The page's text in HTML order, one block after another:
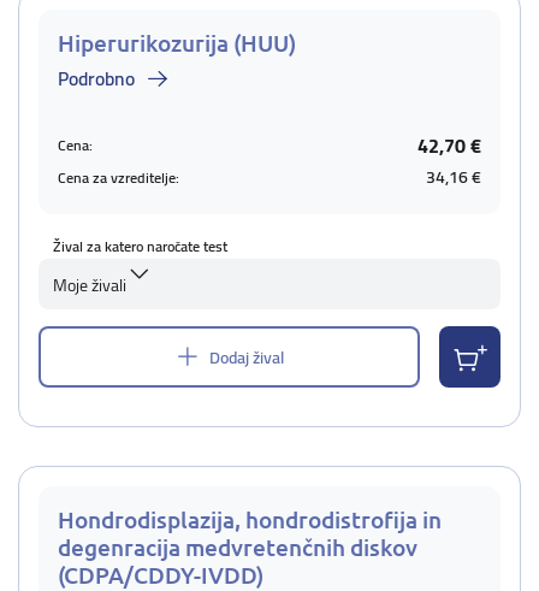
Hiperurikozurija (HUU)
Podrobno
Cena: 42,70 €
Cena za vzreditelje: 34,16 €
Žival za katero naročate test
Moje živali
Dodaj žival
Hondrodisplazija, hondrodistrofija in
degenracija medvretenčnih diskov
(CDPA/CDDY-IVDD)